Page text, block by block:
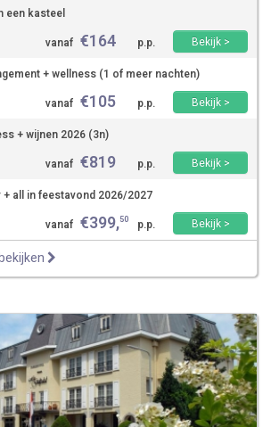
een kasteel
vanaf €164 p.p.
Bekijk >
+ wellness (1 of meer nachten)
vanaf €105 p.p.
Bekijk >
+ wijnen 2026 (3n)
vanaf €819 p.p.
Bekijk >
+ all in feestavond 2026/2027
vanaf €399,50 p.p. Bekijk >